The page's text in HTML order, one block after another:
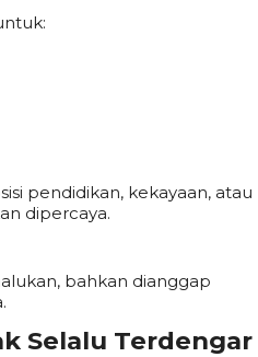
pendidikan, kekayaan, atau
dipercaya.
bahkan dianggap
Selalu Terdengar